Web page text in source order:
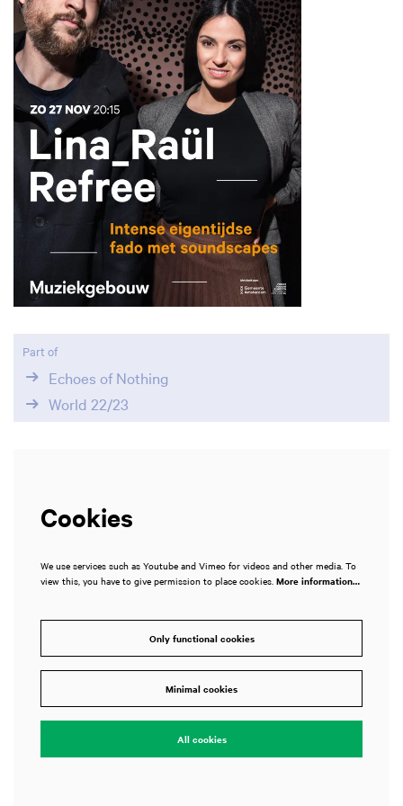
Part of
Echoes of Nothing
World 22/23
Cookies
We use services such as Youtube and Vimeo for videos and other media. To
view this, you have to give permission to place cookies. More information…
Only functional cookies
Minimal cookies
All cookies
in